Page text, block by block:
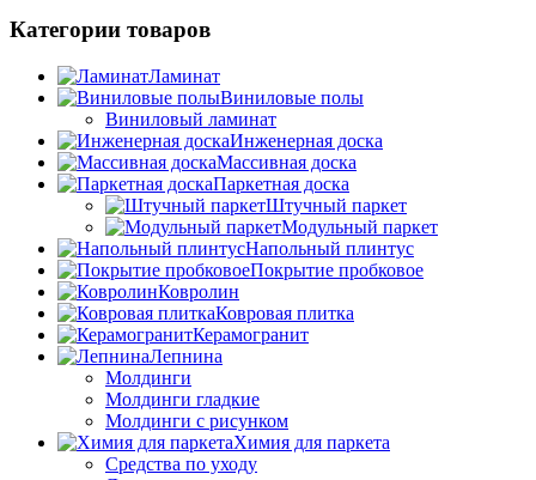
Категории товаров
Ламинат
Виниловые полы
Виниловый ламинат
Инженерная доска
Массивная доска
Паркетная доска
Штучный паркет
Модульный паркет
Напольный плинтус
Покрытие пробковое
Ковролин
Ковровая плитка
Керамогранит
Лепнина
Молдинги
Молдинги гладкие
Молдинги с рисунком
Химия для паркета
Средства по уходу